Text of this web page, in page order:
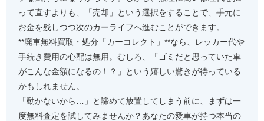
って直すよりも、「売却」という選択をすることで、手元に
お金を残しつつ次のカーライフへ進むことができます。
**廃車無料買取・処分「カーコレクト」**なら、レッカー代や
手続き費用の心配は無用。むしろ、「ゴミだと思っていた車
がこんな金額になるの！？」という嬉しい驚きが待っている
かもしれません。
「動かないから…」と諦めて放置してしまう前に、まずは一
度無料査定を試してみませんか？あなたの愛車が持つ本当の